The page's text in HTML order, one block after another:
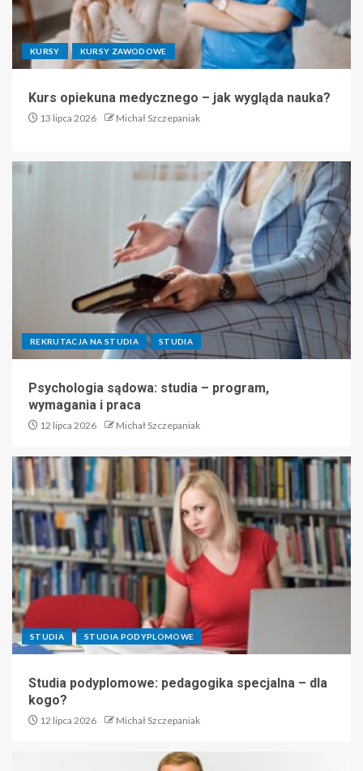
KURSY KURSY ZAWODOWE
Kurs opiekuna medycznego – jak wygląda nauka?
13 lipca 2026 Michał Szczepaniak
REKRUTACJA NA STUDIA STUDIA
Psychologia sądowa: studia – program,
wymagania i praca
12 lipca 2026 Michał Szczepaniak
STUDIA STUDIA PODYPLOMOWE
Studia podyplomowe: pedagogika specjalna – dla
kogo?
12 lipca 2026 Michał Szczepaniak